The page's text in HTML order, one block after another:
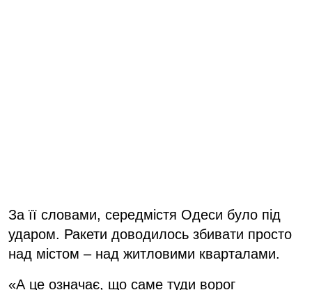
За її словами, середмістя Одеси було під
ударом. Ракети доводилось збивати просто
над містом – над житловими кварталами.
«А це означає, що саме туди ворог